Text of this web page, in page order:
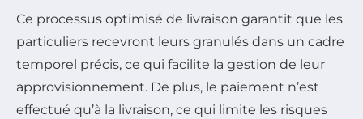
Ce processus optimisé de livraison garantit que les
particuliers recevront leurs granulés dans un cadre
temporel précis, ce qui facilite la gestion de leur
approvisionnement. De plus, le paiement n’est
effectué qu’à la livraison, ce qui limite les risques